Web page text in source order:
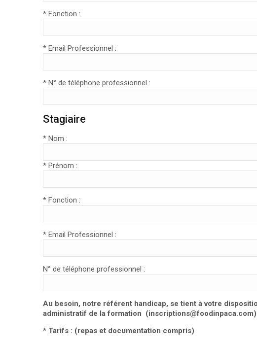
* Fonction :
* Email Professionnel :
* N° de téléphone professionnel :
Stagiaire
* Nom :
* Prénom :
* Fonction :
* Email Professionnel :
N° de téléphone professionnel :
Au besoin, notre référent handicap, se tient à votre
administratif de la formation (inscriptions@foodinpaca.com)
* Tarifs : (repas et documentation compris)